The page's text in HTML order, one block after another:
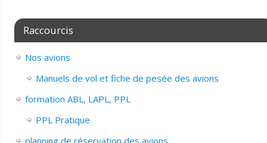
Raccourcis
Nos avions
Manuels de vol et fiche de pesée des avions
formation ABL, LAPL, PPL
PPL Pratique
planning de réservation des avions